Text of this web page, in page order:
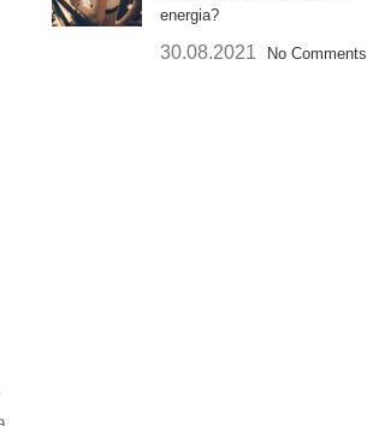
energia?
30.08.2021 No Comments